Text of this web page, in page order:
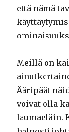
että nämä
Meillä on
Ääripäät
voivat olla
laumaeläin.